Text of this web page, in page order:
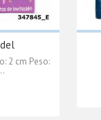
2 cm Peso: